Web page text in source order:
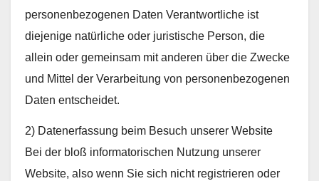
personenbezogenen Daten Verantwortliche ist
diejenige natürliche oder juristische Person, die
allein oder gemeinsam mit anderen über die Zwecke
und Mittel der Verarbeitung von personenbezogenen
Daten entscheidet.
2) Datenerfassung beim Besuch unserer Website
Bei der bloß informatorischen Nutzung unserer
Website, also wenn Sie sich nicht registrieren oder